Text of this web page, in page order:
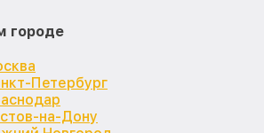
городе
Петербург
на-Дону